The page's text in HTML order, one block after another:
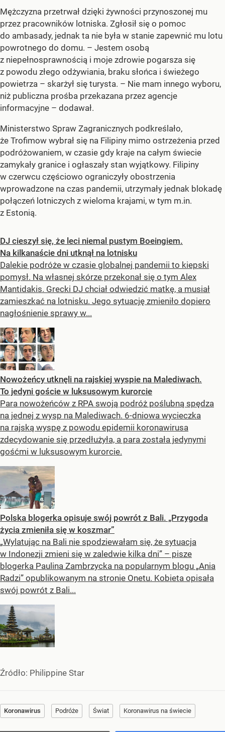
Mężczyzna przetrwał dzięki żywności przynoszonej mu
przez pracowników lotniska. Zgłosił się o pomoc
do ambasady, jednak ta nie była w stanie zapewnić mu lotu
powrotnego do domu. – Jestem osobą
z niepełnosprawnością i moje zdrowie pogarsza się
z powodu złego odżywiania, braku słońca i świeżego
powietrza – skarżył się turysta. – Nie mam innego wyboru,
niż publiczna prośba przekazana przez agencje
informacyjne – dodawał.
Ministerstwo Spraw Zagranicznych podkreślało,
że Trofimow wybrał się na Filipiny mimo ostrzeżenia przed
podróżowaniem, w czasie gdy kraje na całym świecie
zamykały granice i ogłaszały stan wyjątkowy. Filipiny
w czerwcu częściowo ograniczyły obostrzenia
wprowadzone na czas pandemii, utrzymały jednak blokadę
połączeń lotniczych z wieloma krajami, w tym m.in.
z Estonią.
DJ cieszył się, że leci niemal pustym Boeingiem.
Na kilkanaście dni utknął na lotnisku
Dalekie podróże w czasie globalnej pandemii to kiepski
pomysł. Na własnej skórze przekonał się o tym Alex
Mantidakis. Grecki DJ chciał odwiedzić matkę, a musiał
zamieszkać na lotnisku. Jego sytuację zmieniło dopiero
nagłośnienie sprawy w...
Nowożeńcy utknęli na rajskiej wyspie na Malediwach.
To jedyni goście w luksusowym kurorcie
Para nowożeńców z RPA swoją podróż poślubną spędza
na jednej z wysp na Malediwach. 6-dniowa wycieczka
na rajską wyspę z powodu epidemii koronawirusa
zdecydowanie się przedłużyła, a para została jedynymi
gośćmi w luksusowym kurorcie.
Polska blogerka opisuje swój powrót z Bali. „Przygoda
życia zmieniła się w koszmar”
„Wylatując na Bali nie spodziewałam się, że sytuacja
w Indonezji zmieni się w zaledwie kilka dni” – pisze
blogerka Paulina Zambrzycka na popularnym blogu „Ania
Radzi” opublikowanym na stronie Onetu. Kobieta opisała
swój powrót z Bali...
Źródło: Philippine Star
Koronawirus Podróże Świat Koronawirus na świecie